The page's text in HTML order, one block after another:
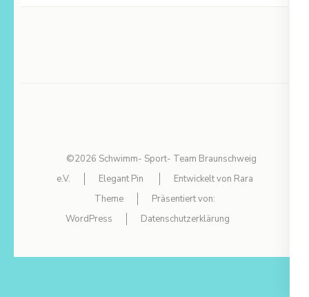
©2026 Schwimm- Sport- Team Braunschweig
e.V.
Elegant Pin Entwickelt von Rara
Theme
Präsentiert von:
WordPress
Datenschutzerklärung